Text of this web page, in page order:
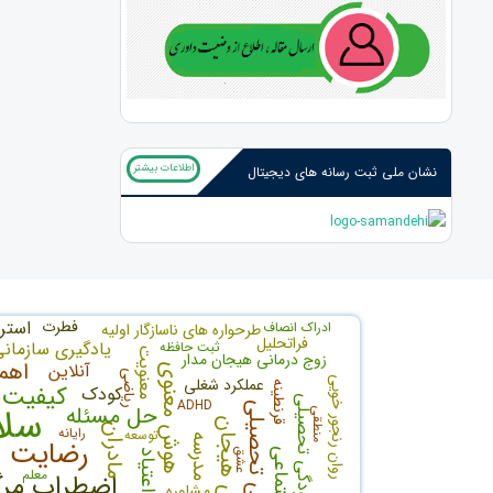
نشان ملی ثبت رسانه های دیجیتال اطلاعات بیشتر
رضایت مادران
حل مسئلههوش معنویاعتیاد مدرسه
یادگیری
کودک معنویت
فرسودگی تحصیلی
آنلاین
زوج درمانی هیجان مدار
طرحواره های ناسازگار اولیه
روان رنجور خویی عملکرد شغلی
فراتحلیل
ریاضی
فطرت
قرنطینه
ادراک انصاف
منطقی ADHD
ثبت حافظه
توسعه
معلم
رایانه
عشق